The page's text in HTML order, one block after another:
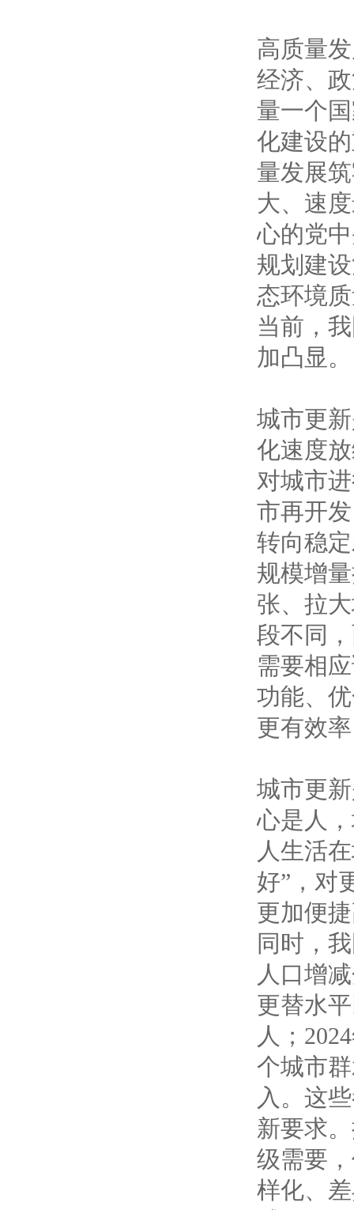
高质量
经济、
量一个
化建设
量发展
大、速
心的党
规划建
态环境
当前，
加凸显。
城市更
化速度
对城市
市再开
转向稳
规模增
张、拉
段不同
需要相
功能、
更有效
城市更
心是人
人生活
好”，对
更加便
同时，
人口增
更替水
人；
个城市
入。这
新要求
级需要
样化、